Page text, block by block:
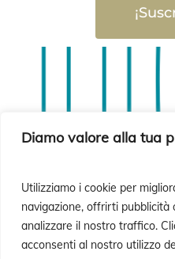
Diamo valore alla tua
Utilizziamo i cookie per
navigazione, offrirti pubblicità
analizzare il nostro traffico.
acconsenti al nostro utilizzo